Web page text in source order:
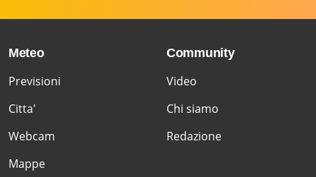
Meteo
Previsioni
Citta'
Webcam
Mappe
Community
Video
Chi siamo
Redazione